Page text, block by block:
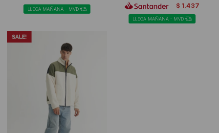
LLEGA MAÑANA - MVD $ 1.437
LLEGA MAÑANA - MVD